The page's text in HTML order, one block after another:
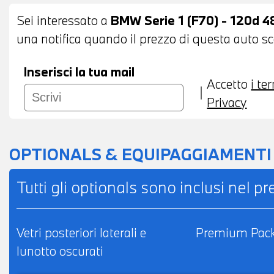
CONNECTED DRIVE SERVICES -
COMPATIBILITA' CON CONNECTED DRIVE
BIZONA - BRACCIOLO CENTRALE
AUTOANABBAGLIANTE - SEDILI
POSSIBILITA' DI PERMUTA - POSSIBILITA'
IMPORTO
Sei interessato a BMW Serie 1 (F70) - 120d
una notifica quando il prezzo di questa auto
Inserisci la tua mail
Accetto i
Privacy
OPTIONALS & EQUIPAGGIAMENTI
Tutti gli optionals sono inclusi nel
Vetri posteriori laterali e
lunotto oscurati
Premium